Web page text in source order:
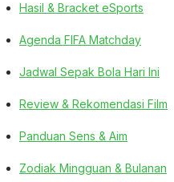
Hasil & Bracket eSports
Agenda FIFA Matchday
Jadwal Sepak Bola Hari Ini
Review & Rekomendasi Film
Panduan Sens & Aim
Zodiak Mingguan & Bulanan